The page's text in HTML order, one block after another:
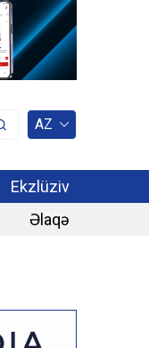
AZ
Ekzlüziv
Əlaqə